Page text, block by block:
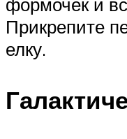
Прикрепите
елку.